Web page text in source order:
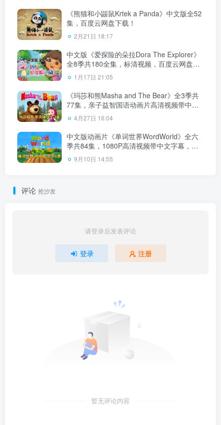
《熊猫和小鼹鼠Krtek a Panda》中文版全52
集，百度云网盘下载！
2月21日 18:17
中文版《爱探险的朵拉Dora The Explorer》
全8季共180全集，标清视频，百度云网盘下
载！
1月17日 21:05
《玛莎和熊Masha and The Bear》全3季共
77集，亲子益智国语动画片高清视频带中文
字幕，百度云网盘下载！
4月27日 16:04
中文版动画片《单词世界WordWorld》全六
季共84集，1080P高清视频带中文字幕，百
度云网盘下载
9月10日 14:55
评论 抢沙发
请登录后发表评论
登录 注册
暂无评论内容